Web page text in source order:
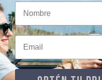
Nombre
Email